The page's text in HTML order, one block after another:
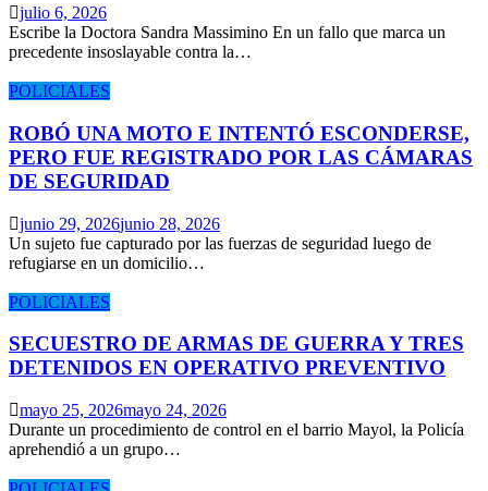
julio 6, 2026
Escribe la Doctora Sandra Massimino En un fallo que marca un
precedente insoslayable contra la…
POLICIALES
ROBÓ UNA MOTO E INTENTÓ ESCONDERSE,
PERO FUE REGISTRADO POR LAS CÁMARAS
DE SEGURIDAD
junio 29, 2026junio 28, 2026
Un sujeto fue capturado por las fuerzas de seguridad luego de
refugiarse en un domicilio…
POLICIALES
SECUESTRO DE ARMAS DE GUERRA Y TRES
DETENIDOS EN OPERATIVO PREVENTIVO
mayo 25, 2026mayo 24, 2026
Durante un procedimiento de control en el barrio Mayol, la Policía
aprehendió a un grupo…